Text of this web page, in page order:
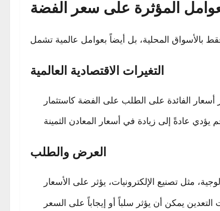
المؤثرة على سعر الفضة
التغيرات الاقتصادية العالمية
العرض والطلب